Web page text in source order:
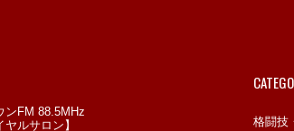
ンFM 88.5MHz
ルサロン】
格闘技